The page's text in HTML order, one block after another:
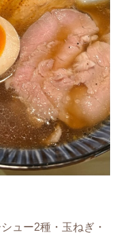
ュー2種・玉ねぎ・